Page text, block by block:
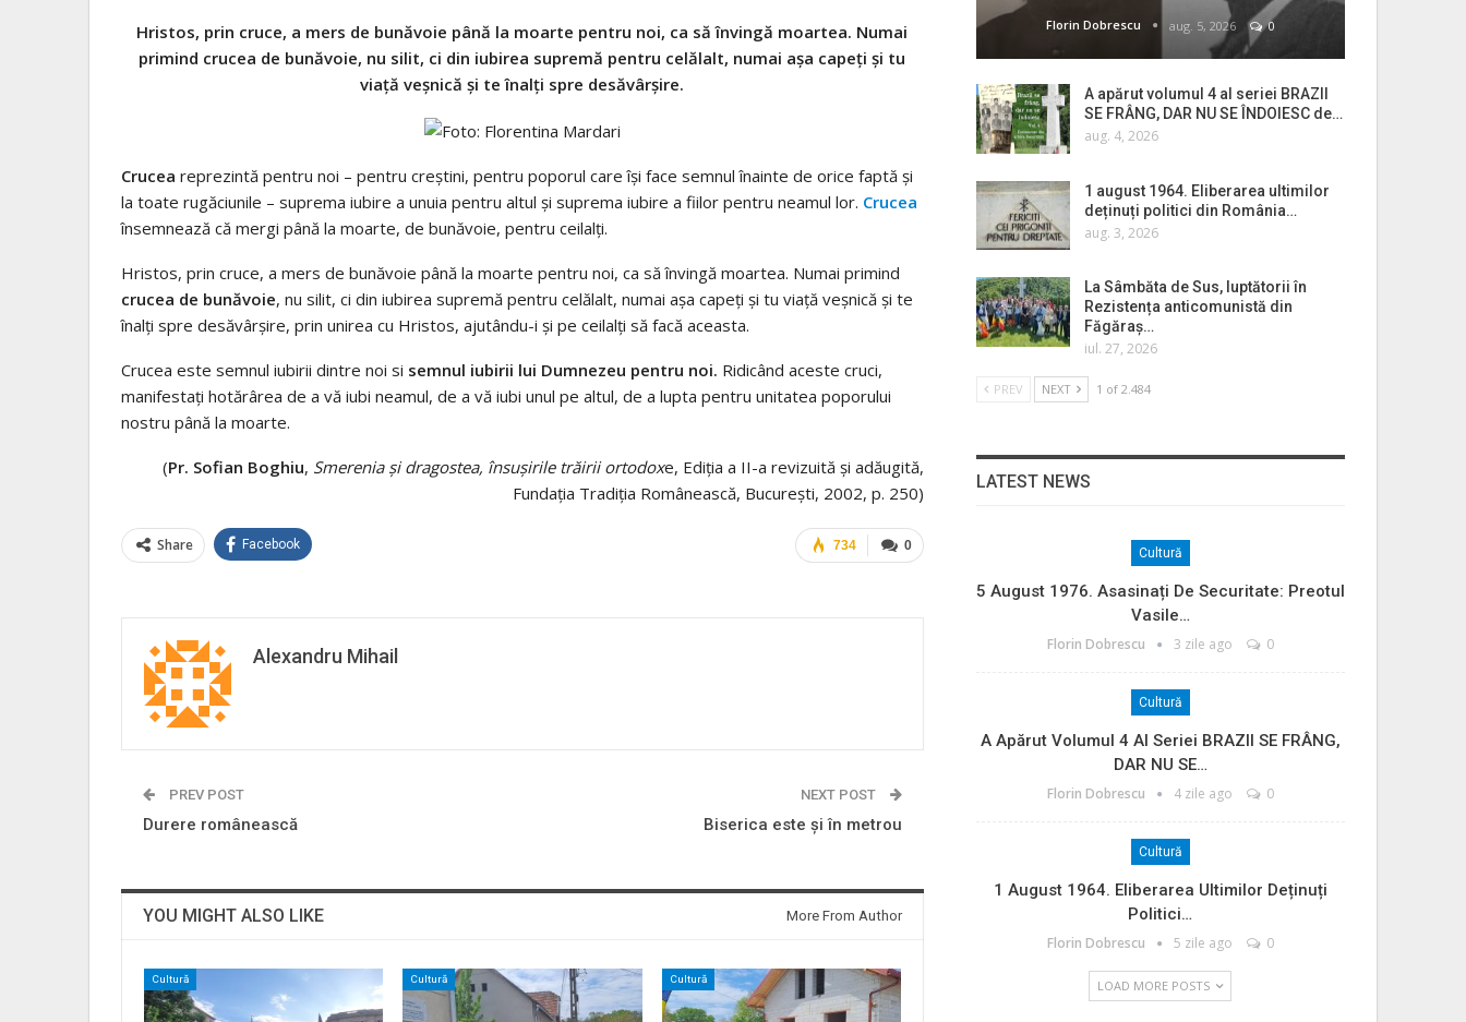
Hristos, prin cruce, a mers de bunăvoie până la moarte pentru noi, ca să învingă moartea. Numai
primind crucea de bunăvoie, nu silit, ci din iubirea supremă pentru celălalt, numai așa capeți și tu
viață veșnică și te înalți spre desăvârșire.
Crucea reprezintă pentru noi – pentru creștini, pentru poporul care își face semnul înainte de orice faptă și
la toate rugăciunile – suprema iubire a unuia pentru altul și suprema iubire a fiilor pentru neamul lor. Crucea
însemnează că mergi până la moarte, de bunăvoie, pentru ceilalți.
Hristos, prin cruce, a mers de bunăvoie până la moarte pentru noi, ca să învingă moartea. Numai primind
crucea de bunăvoie, nu silit, ci din iubirea supremă pentru celălalt, numai așa capeți și tu viață veșnică și te
înalți spre desăvârșire, prin unirea cu Hristos, ajutându-i și pe ceilalți să facă aceasta.
Crucea este semnul iubirii dintre noi si semnul iubirii lui Dumnezeu pentru noi. Ridicând aceste cruci,
manifestați hotărârea de a vă iubi neamul, de a vă iubi unul pe altul, de a lupta pentru unitatea poporului
nostru până la moarte.
(Pr. Sofian Boghiu, Smerenia și dragostea, însușirile trăirii ortodoxe, Ediția a II-a revizuită și adăugită,
Fundația Tradiția Românească, București, 2002, p. 250)
0
734
Share Facebook
Alexandru Mihail
PREV POST
Durere românească
NEXT POST
Biserica este și în metrou
YOU MIGHT ALSO LIKE More From Author
Cultură Cultură Cultură
Florin Dobrescu aug. 5, 2026 0
A apărut volumul 4 al seriei BRAZII
SE FRÂNG, DAR NU SE ÎNDOIESC de…
aug. 4, 2026
1 august 1964. Eliberarea ultimilor
deținuți politici din România…
aug. 3, 2026
La Sâmbăta de Sus, luptătorii în
Rezistența anticomunistă din
Făgăraș…
iul. 27, 2026
PREV NEXT 1 of 2.484
LATEST NEWS
Cultură
5 August 1976. Asasinați De Securitate: Preotul
Vasile…
Florin Dobrescu 3 zile ago 0
Cultură
A Apărut Volumul 4 Al Seriei BRAZII SE FRÂNG,
DAR NU SE…
Florin Dobrescu 4 zile ago 0
Cultură
1 August 1964. Eliberarea Ultimilor Deținuți
Politici…
Florin Dobrescu 5 zile ago 0
LOAD MORE POSTS